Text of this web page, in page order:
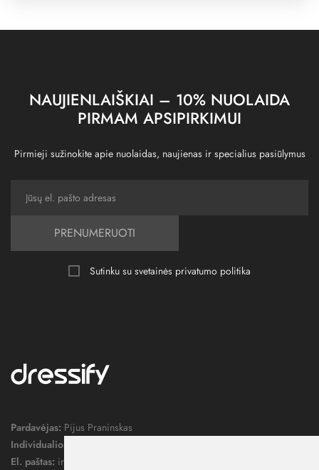
NAUJIENLAIŠKIAI – 10% NUOLAIDA
PIRMAM APSIPIRKIMUI
Pirmieji sužinokite apie nuolaidas, naujienas ir specialius pasiūlymus
PRENUMERUOTI
Sutinku su svetainės privatumo politika
Pardavėjas: Pijus Praninskas
Individualios veiklos pažymos nr.:
El. paštas: info@dressify.lt